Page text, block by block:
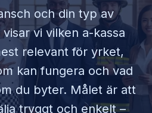
och din typ av
vi vilken a-kassa
relevant för yrket,
kan fungera och vad
du byter. Målet är att
tryggt och enkelt –